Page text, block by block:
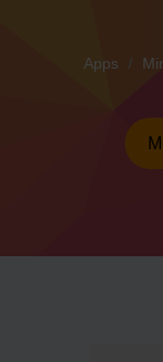
Apps